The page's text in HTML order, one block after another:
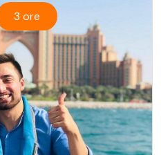
3 ore